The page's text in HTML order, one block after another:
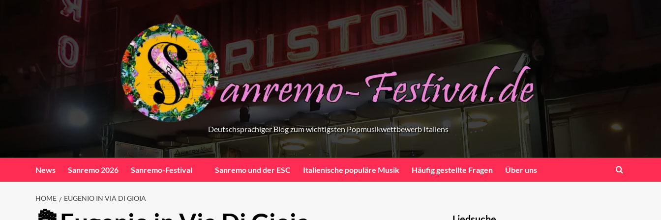
Deutschsprachiger Blog zum wichtigsten Popmusikwettbewerb Italiens
News Sanremo 2026 Sanremo-Festival Sanremo und der ESC Italienische populäre Musik Häufig gestellte Fragen Über uns
HOME EUGENIO IN VIA DI GIOIA